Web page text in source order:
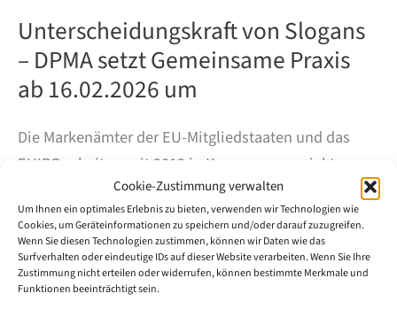
Cookie-Zustimmung verwalten
Um Ihnen ein optimales Erlebnis zu bieten, verwenden wir Technologien wie
Cookies, um Geräteinformationen zu speichern und/oder darauf zuzugreifen.
Wenn Sie diesen Technologien zustimmen, können wir Daten wie das
Surfverhalten oder eindeutige IDs auf dieser Website verarbeiten. Wenn Sie Ihre
Zustimmung nicht erteilen oder widerrufen, können bestimmte Merkmale und
Funktionen beeinträchtigt sein.
Unterscheidungskraft von Slogans
– DPMA setzt Gemeinsame Praxis
ab 16.02.2026 um
Die Markenämter der EU-Mitgliedstaaten und das
EUIPO arbeiten seit 2012 in Konvergenzprojekten an
einer möglichst einheitlichen Entscheidungspraxis.
Das Konvergenzprojekt 17 (KP17/CP17) befasst sich
mit der Frage, wann Slogans als Marke
unterscheidungskräftig sind und welche Faktoren
dabei typischerweise eine Rolle spielen.